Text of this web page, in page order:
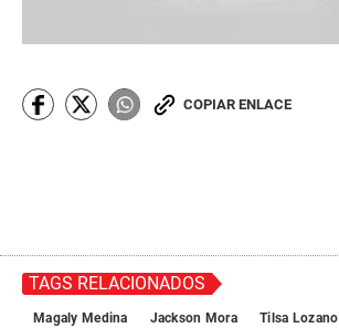
COPIAR ENLACE
TAGS RELACIONADOS
Magaly Medina Jackson Mora
Tilsa Lozano